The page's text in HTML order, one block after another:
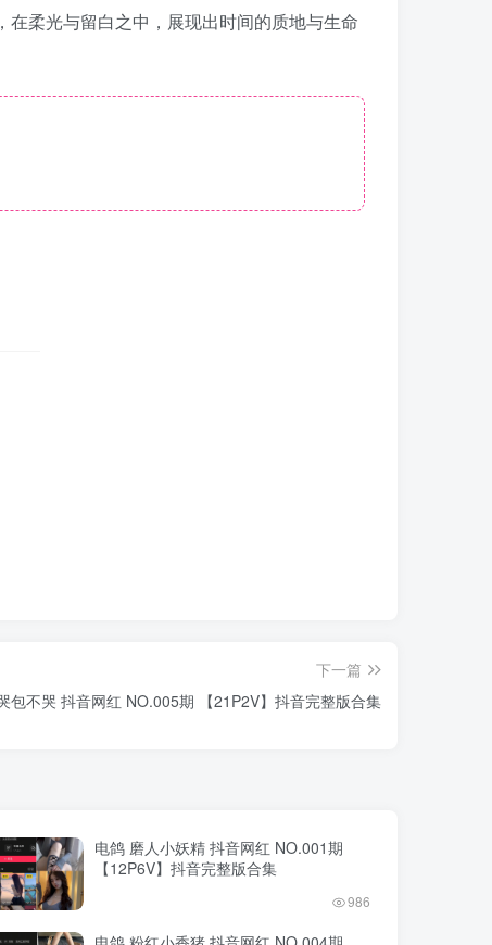
柔光与留白之中，展现出时间的质地与生命
下一篇
包不哭 抖音网红 NO.005期 【21P2V】抖音完整版合集
电鸽 磨人小妖精 抖音网红 NO.001期
【12P6V】抖音完整版合集
986